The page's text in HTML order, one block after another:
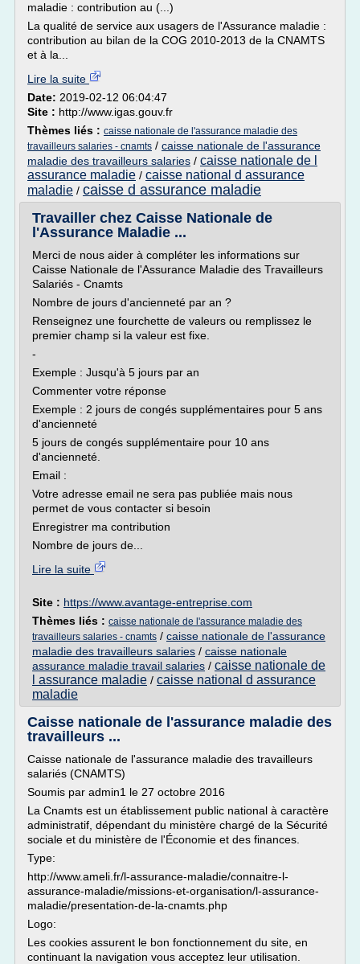
maladie : contribution au (...)
La qualité de service aux usagers de l'Assurance maladie :
contribution au bilan de la COG 2010-2013 de la CNAMTS
et à la...
Lire la suite
Date: 2019-02-12 06:04:47
Site : http://www.igas.gouv.fr
Thèmes liés : caisse nationale de l'assurance maladie des
travailleurs salaries - cnamts / caisse nationale de l'assurance
maladie des travailleurs salaries / caisse nationale de l
assurance maladie / caisse national d assurance
maladie / caisse d assurance maladie
Travailler chez Caisse Nationale de
l'Assurance Maladie ...
Merci de nous aider à compléter les informations sur
Caisse Nationale de l'Assurance Maladie des Travailleurs
Salariés - Cnamts
Nombre de jours d'ancienneté par an ?
Renseignez une fourchette de valeurs ou remplissez le
premier champ si la valeur est fixe.
-
Exemple : Jusqu'à 5 jours par an
Commenter votre réponse
Exemple : 2 jours de congés supplémentaires pour 5 ans
d'ancienneté
5 jours de congés supplémentaire pour 10 ans
d'ancienneté.
Email :
Votre adresse email ne sera pas publiée mais nous
permet de vous contacter si besoin
Enregistrer ma contribution
Nombre de jours de...
Lire la suite
Site : https://www.avantage-entreprise.com
Thèmes liés : caisse nationale de l'assurance maladie des
travailleurs salaries - cnamts / caisse nationale de l'assurance
maladie des travailleurs salaries / caisse nationale
assurance maladie travail salaries / caisse nationale de
l assurance maladie / caisse national d assurance
maladie
Caisse nationale de l'assurance maladie des
travailleurs ...
Caisse nationale de l'assurance maladie des travailleurs
salariés (CNAMTS)
Soumis par admin1 le 27 octobre 2016
La Cnamts est un établissement public national à caractère
administratif, dépendant du ministère chargé de la Sécurité
sociale et du ministère de l'Économie et des finances.
Type:
http://www.ameli.fr/l-assurance-maladie/connaitre-l-
assurance-maladie/missions-et-organisation/l-assurance-
maladie/presentation-de-la-cnamts.php
Logo:
Les cookies assurent le bon fonctionnement du site, en
continuant la navigation vous acceptez leur utilisation.